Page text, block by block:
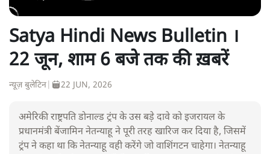
Satya Hindi News Bulletin ।
22 जून, शाम 6 बजे तक की ख़बरें
न्यूज़ बुलेटिन 22 JUN, 2026
अमेरिकी राष्ट्रपति डोनाल्ड ट्रंप के उस बड़े दावे को इजरायल के
प्रधानमंत्री बेंजामिन नेतन्याहू ने पूरी तरह खारिज कर दिया है, जिसमें
ट्रंप ने कहा था कि नेतन्याहू वही करेंगे जो वाशिंगटन चाहेगा। नेतन्याहू